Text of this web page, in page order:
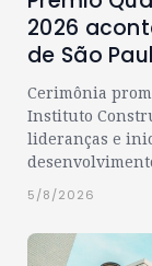
2026
de São
Cerimônia
Instituto
lideranças e
5/8/2026